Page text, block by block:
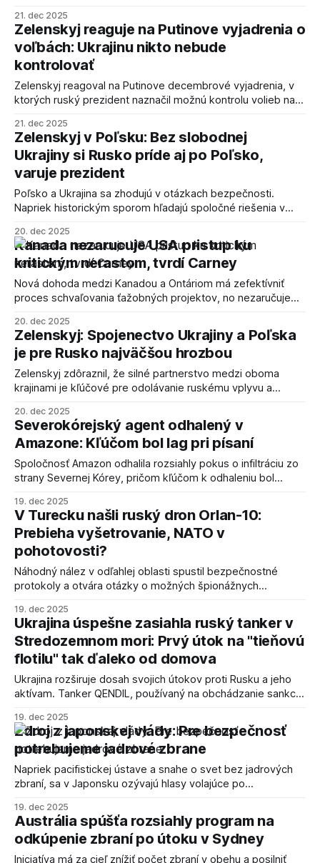
21. dec 2025
Zelenskyj reaguje na Putinove vyjadrenia o
voľbách: Ukrajinu nikto nebude
kontrolovať
Zelenskyj reagoval na Putinove decembrové vyjadrenia, v
ktorých ruský prezident naznačil možnú kontrolu volieb na
21. dec 2025
Zelenskyj v Poľsku: Bez slobodnej
Ukrajiny si Rusko príde aj po Poľsko,
varuje prezident
Poľsko a Ukrajina sa zhodujú v otázkach bezpečnosti.
Napriek historickým sporom hľadajú spoločné riešenia v
20. dec 2025
Kanada nezarucuje USA pristup ku
kritickým nerastom, tvrdí Carney
Nová dohoda medzi Kanadou a Ontáriom má zefektívniť
proces schvaľovania ťažobných projektov, no nezaručuje
nerastom.
20. dec 2025
Zelenskyj: Spojenectvo Ukrajiny a Poľska
je pre Rusko najväčšou hrozbou
Zelenskyj zdôraznil, že silné partnerstvo medzi oboma
krajinami je kľúčové pre odolávanie ruskému vplyvu a
20. dec 2025
Severokórejský agent odhalený v
Amazone: Kľúčom bol lag pri písaní
Spoločnosť Amazon odhalila rozsiahly pokus o infiltráciu zo
strany Severnej Kórey, pričom kľúčom k odhaleniu bol
administrátorov. Prípad poukazuje na rastúci trend a
sofistikované metódy infiltrácie.
19. dec 2025
V Turecku našli ruský dron Orlan-10:
Prebieha vyšetrovanie, NATO v
pohotovosti?
Náhodný nález v odľahlej oblasti spustil bezpečnostné
protokoly a otvára otázky o možných špionážnych
19. dec 2025
Ukrajina úspešne zasiahla ruský tanker v
Stredozemnom mori: Prvý útok na "tieňovú
flotilu" tak ďaleko od domova
Ukrajina rozširuje dosah svojich útokov proti Rusku a jeho
aktívam. Tanker QENDIL, používaný na obchádzanie sankcií,
19. dec 2025
Zdroj z japonskej vlády: Pre bezpečnosť
potrebujeme jadrové zbrane
Napriek pacifistickej ústave a snahe o svet bez jadrových
zbraní, sa v Japonsku ozývajú hlasy volajúce po
19. dec 2025
Austrália spúšťa rozsiahly program na
odkúpenie zbraní po útoku v Sydney
Iniciatíva má za cieľ znížiť počet zbraní v obehu a posilniť